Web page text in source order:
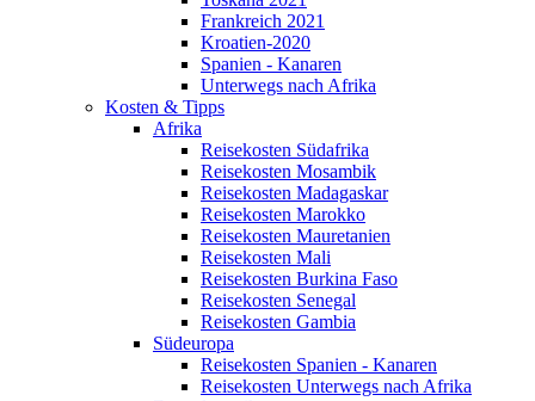
Frankreich 2021
Kroatien-2020
Spanien - Kanaren
Unterwegs nach Afrika
Kosten & Tipps
Afrika
Reisekosten Südafrika
Reisekosten Mosambik
Reisekosten Madagaskar
Reisekosten Marokko
Reisekosten Mauretanien
Reisekosten Mali
Reisekosten Burkina Faso
Reisekosten Senegal
Reisekosten Gambia
Südeuropa
Reisekosten Spanien - Kanaren
Reisekosten Unterwegs nach Afrika